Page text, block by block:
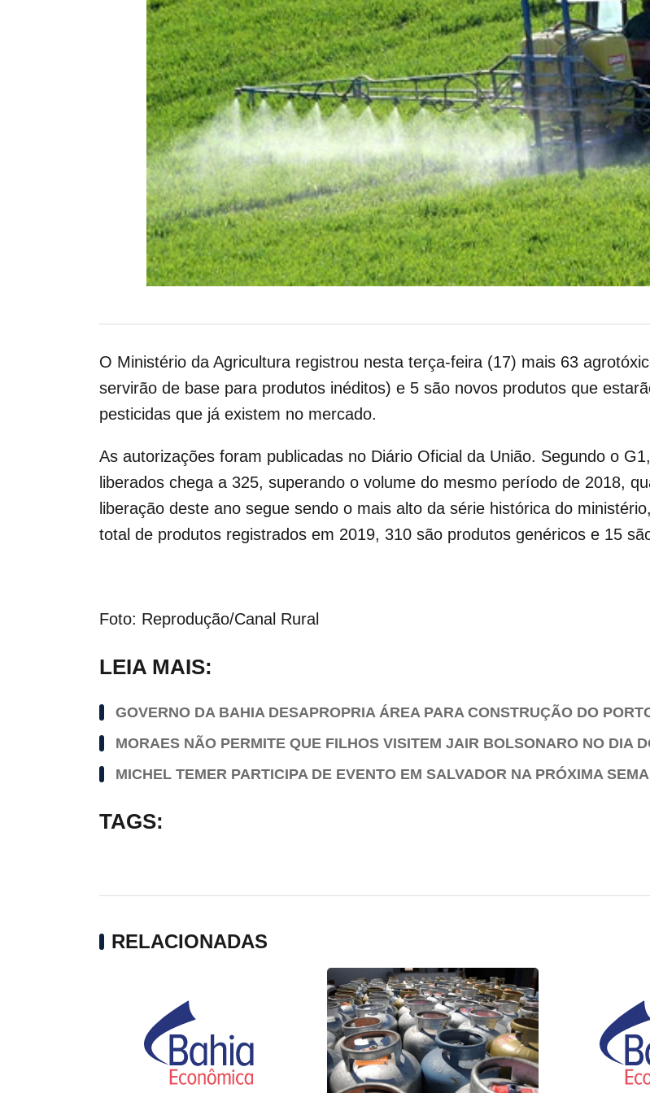
O Ministério da Agricultura registrou nesta terça-feira (17) mais 63
servirão de base para produtos inéditos) e 5 são novos produtos que
pesticidas que já existem no mercado.
As autorizações foram publicadas no Diário Oficial da União. Segundo o
liberados chega a 325, superando o volume do mesmo período de 2018,
liberação deste ano segue sendo o mais alto da série histórica do
total de produtos registrados em 2019, 310 são produtos genéricos e 15
Foto: Reprodução/Canal Rural
LEIA MAIS:
GOVERNO DA BAHIA DESAPROPRIA ÁREA PARA CONSTRUÇÃO DO
MORAES NÃO PERMITE QUE FILHOS VISITEM JAIR BOLSONARO NO DIA
MICHEL TEMER PARTICIPA DE EVENTO EM SALVADOR NA PRÓXIMA
TAGS:
RELACIONADAS